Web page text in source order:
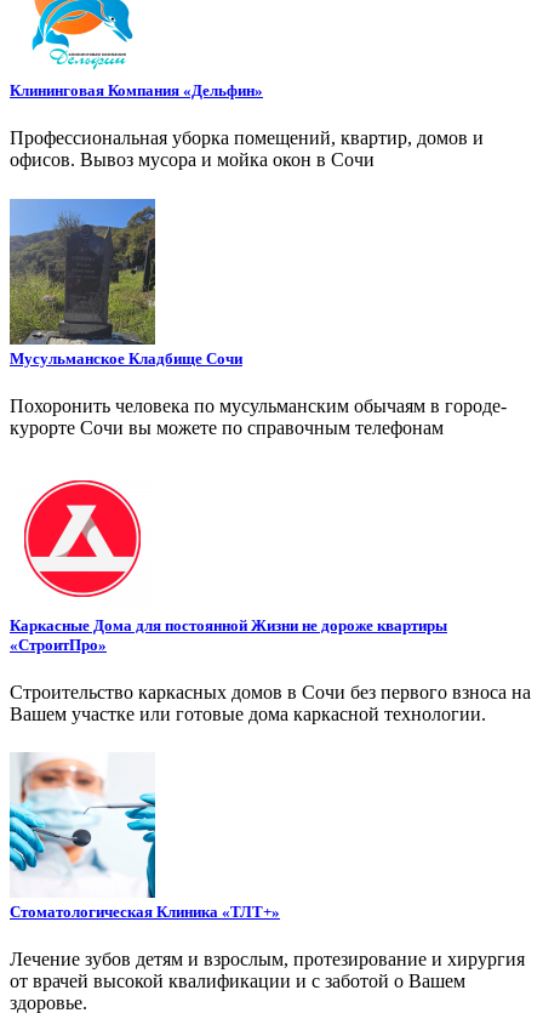
Клининговая Компания «Дельфин»
Профессиональная уборка помещений, квартир, домов и
офисов. Вывоз мусора и мойка окон в Сочи
Мусульманское Кладбище Сочи
Похоронить человека по мусульманским обычаям в городе-
курорте Сочи вы можете по справочным телефонам
Каркасные Дома для постоянной Жизни не дороже квартиры
«СтроитПро»
Строительство каркасных домов в Сочи без первого взноса на
Вашем участке или готовые дома каркасной технологии.
Стоматологическая Клиника «ТЛТ+»
Лечение зубов детям и взрослым, протезирование и хирургия
от врачей высокой квалификации и с заботой о Вашем
здоровье.